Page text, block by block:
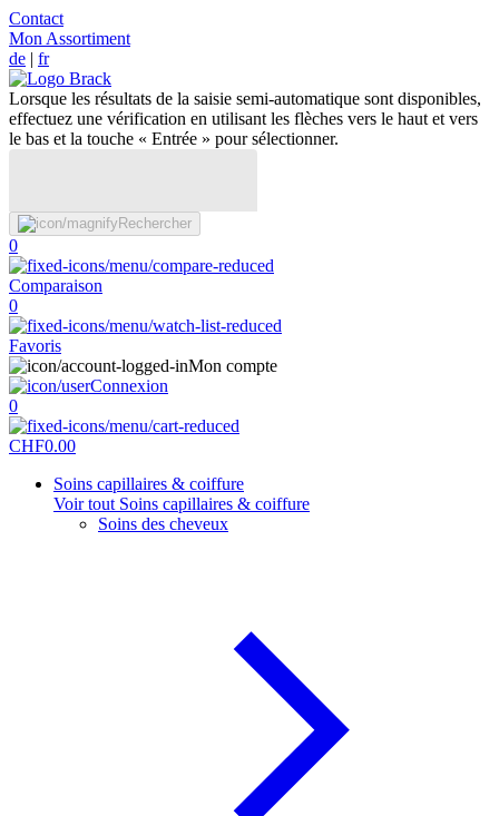
Contact
Mon Assortiment
de | fr
Lorsque les résultats de la saisie semi-automatique sont disponibles,
effectuez une vérification en utilisant les flèches vers le haut et vers
le bas et la touche « Entrée » pour sélectionner.
Rechercher
0
Comparaison
0
Favoris
Mon compte
Connexion
0
CHF0.00
Soins capillaires & coiffure
Voir tout Soins capillaires & coiffure
Soins des cheveux